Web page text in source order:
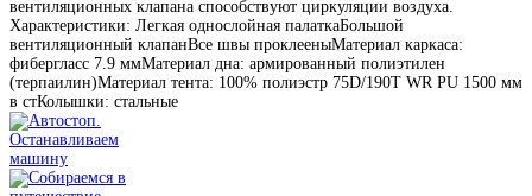
вентиляционных клапана способствуют циркуляции воздуха.
Характеристики: Легкая однослойная палаткаБольшой
вентиляционный клапанВсе швы проклееныМатериал каркаса:
фибергласс 7.9 ммМатериал дна: армированный полиэтилен
(терпаилин)Материал тента: 100% полиэстр 75D/190T WR PU 1500 мм
в стКолышки: стальные